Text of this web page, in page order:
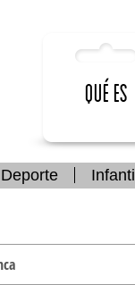
Qué es
Deporte